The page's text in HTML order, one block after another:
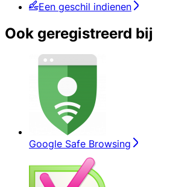
Een geschil indienen
Ook geregistreerd bij
Google Safe Browsing